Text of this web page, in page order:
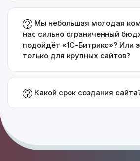
Мы небольшая молодая
нас сильно ограниченный
подойдёт «1С-Битрикс»? Или
только для крупных сайтов?
Какой срок создания